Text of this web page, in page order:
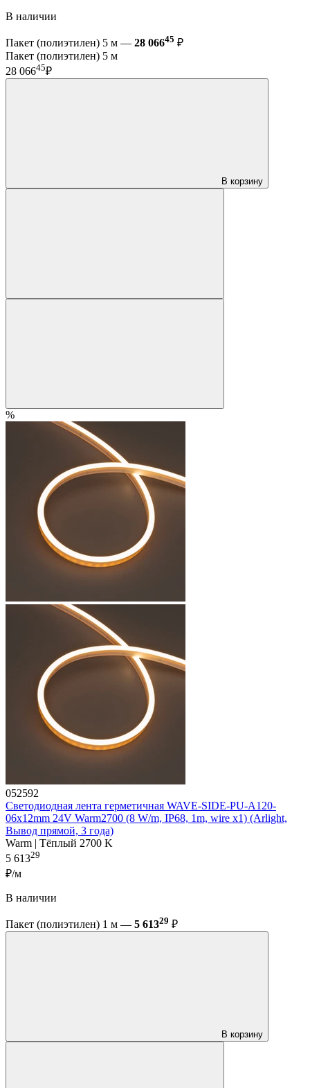
В наличии
Пакет (полиэтилен) 5 м — 28 06645 ₽
Пакет (полиэтилен) 5 м
28 06645₽
В корзину
%
052592
Светодиодная лента герметичная WAVE-SIDE-PU-A120-
06x12mm 24V Warm2700 (8 W/m, IP68, 1m, wire x1) (Arlight,
Вывод прямой, 3 года)
Warm | Тёплый 2700 K
5 61329
₽/м
В наличии
Пакет (полиэтилен) 1 м — 5 61329 ₽
В корзину